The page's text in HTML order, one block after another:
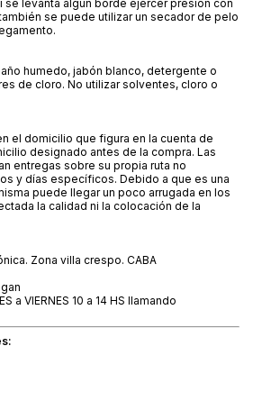
se levanta algún borde ejercer presión con
se puede utilizar un secador de pelo
humedo, jabón blanco, detergente o
de cloro. No utilizar solventes, cloro o
el domicilio que figura en la cuenta de
designado antes de la compra. Las
entregas sobre su propia ruta no
y días específicos. Debido a que es una
puede llegar un poco arrugada en los
la calidad ni la colocación de la
Zona villa crespo. CABA
a VIERNES 10 a 14 HS llamando